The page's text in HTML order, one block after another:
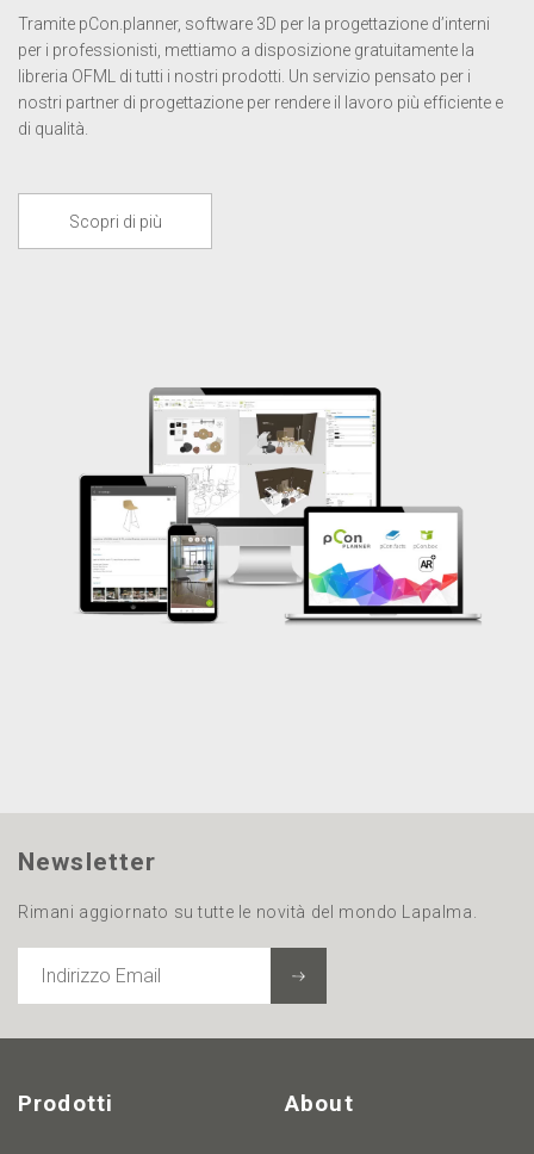
Tramite pCon.planner, software 3D per la progettazione d’interni
per i professionisti, mettiamo a disposizione gratuitamente la
libreria OFML di tutti i nostri prodotti. Un servizio pensato per i
nostri partner di progettazione per rendere il lavoro più efficiente e
di qualità.
Scopri di più
Newsletter
Rimani aggiornato su tutte le novità del mondo Lapalma.
EMAIL
Prodotti About